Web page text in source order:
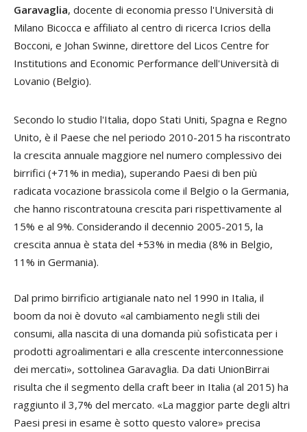
Garavaglia, docente di economia presso l'Università di
Milano Bicocca e affiliato al centro di ricerca Icrios della
Bocconi, e Johan Swinne, direttore del Licos Centre for
Institutions and Economic Performance dell'Università di
Lovanio (Belgio).
Secondo lo studio l'Italia, dopo Stati Uniti, Spagna e Regno
Unito, è il Paese che nel periodo 2010-2015 ha riscontrato
la crescita annuale maggiore nel numero complessivo dei
birrifici (+71% in media), superando Paesi di ben più
radicata vocazione brassicola come il Belgio o la Germania,
che hanno riscontratouna crescita pari rispettivamente al
15% e al 9%. Considerando il decennio 2005-2015, la
crescita annua è stata del +53% in media (8% in Belgio,
11% in Germania).
Dal primo birrificio artigianale nato nel 1990 in Italia, il
boom da noi è dovuto «al cambiamento negli stili dei
consumi, alla nascita di una domanda più sofisticata per i
prodotti agroalimentari e alla crescente interconnessione
dei mercati», sottolinea Garavaglia. Da dati UnionBirrai
risulta che il segmento della craft beer in Italia (al 2015) ha
raggiunto il 3,7% del mercato. «La maggior parte degli altri
Paesi presi in esame è sotto questo valore» precisa